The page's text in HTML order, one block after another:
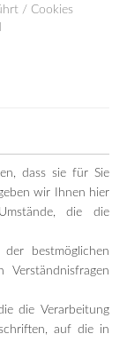
/ Cookies
dass sie für Sie
wir Ihnen hier
die die
bestmöglichen
Verständnisfragen
die Verarbeitung
auf die in